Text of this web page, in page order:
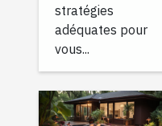
stratégies
adéquates pour
vous...